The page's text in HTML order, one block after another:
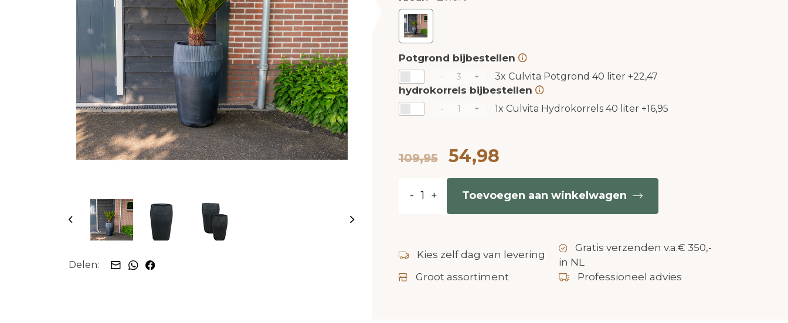
Delen:
Potgrond bijbestellen
- + 3x Culvita Potgrond 40 liter +22,47
hydrokorrels bijbestellen
- + 1x Culvita Hydrokorrels 40 liter +16,95
109,95 54,98
- + Toevoegen aan winkelwagen
Kies zelf dag van levering
Gratis verzenden v.a.€ 350,-
in NL
Groot assortiment
Professioneel advies